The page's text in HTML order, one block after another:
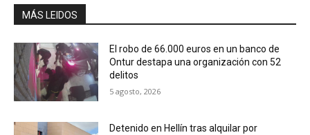
MÁS LEIDOS
El robo de 66.000 euros en un banco de
Ontur destapa una organización con 52
delitos
5 agosto, 2026
Detenido en Hellín tras alquilar por